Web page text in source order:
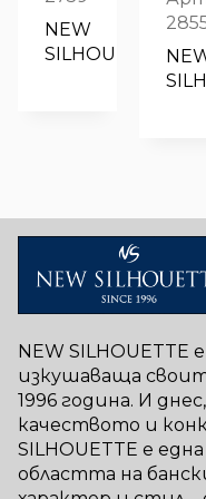
16.00 лв..
7.00€
13.69 лв..
NEW
SILHOUETTE
15.51
NEW SILHOUETTE
изкушаваща
1996 година. И
качеството и
SILHOUETTE е
областта на